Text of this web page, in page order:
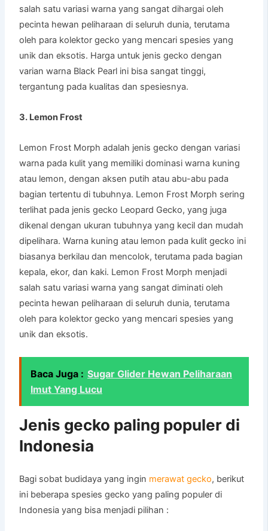
salah satu variasi warna yang sangat dihargai oleh
pecinta hewan peliharaan di seluruh dunia, terutama
oleh para kolektor gecko yang mencari spesies yang
unik dan eksotis. Harga untuk jenis gecko dengan
varian warna Black Pearl ini bisa sangat tinggi,
tergantung pada kualitas dan spesiesnya.
3. Lemon Frost
Lemon Frost Morph adalah jenis gecko dengan variasi
warna pada kulit yang memiliki dominasi warna kuning
atau lemon, dengan aksen putih atau abu-abu pada
bagian tertentu di tubuhnya. Lemon Frost Morph sering
terlihat pada jenis gecko Leopard Gecko, yang juga
dikenal dengan ukuran tubuhnya yang kecil dan mudah
dipelihara. Warna kuning atau lemon pada kulit gecko ini
biasanya berkilau dan mencolok, terutama pada bagian
kepala, ekor, dan kaki. Lemon Frost Morph menjadi
salah satu variasi warna yang sangat diminati oleh
pecinta hewan peliharaan di seluruh dunia, terutama
oleh para kolektor gecko yang mencari spesies yang
unik dan eksotis.
Baca Juga : Sugar Glider Hewan Peliharaan
Imut Yang Lucu
Jenis gecko paling populer di
Indonesia
Bagi sobat budidaya yang ingin merawat gecko, berikut
ini beberapa spesies gecko yang paling populer di
Indonesia yang bisa menjadi pilihan :